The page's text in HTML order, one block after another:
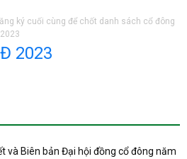
ký cuối cùng để chốt danh sách cổ đông
2023
và Biên bản Đại hội đồng cổ đông năm